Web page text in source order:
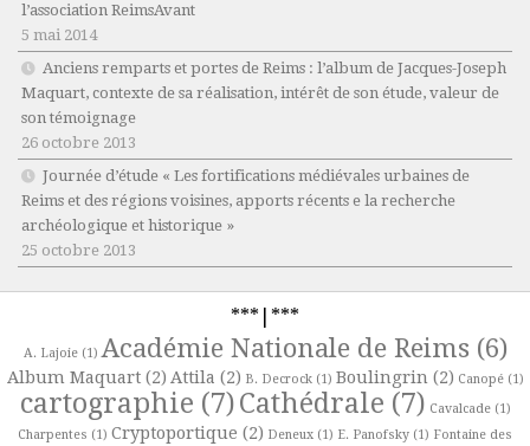
l’association ReimsAvant
5 mai 2014
Anciens remparts et portes de Reims : l’album de Jacques-Joseph
Maquart, contexte de sa réalisation, intérêt de son étude, valeur de
son témoignage
26 octobre 2013
Journée d’étude « Les fortifications médiévales urbaines de
Reims et des régions voisines, apports récents e la recherche
archéologique et historique »
25 octobre 2013
***|***
A. Lajoie(1) Académie Nationale de Reims (6)
Album Maquart(2) Attila (2) B. Decrock(1) Boulingrin(2) Canopé(1)
cartographie (7)Cathédrale (7) Cavalcade(1)
Charpentes (1) Cryptoportique (2) Deneux (1) E. Panofsky (1) Fontaine des